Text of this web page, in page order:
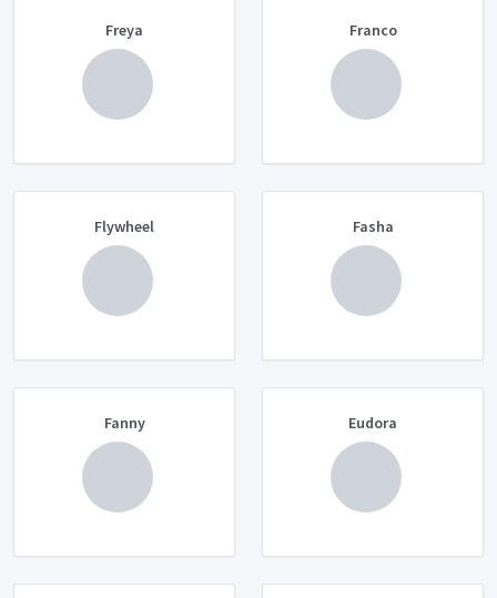
Freya Franco
Flywheel Fasha
Fanny Eudora